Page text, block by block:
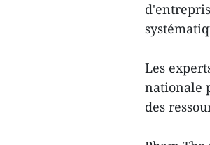
Les
nationale
des